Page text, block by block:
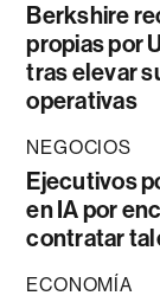
Berkshire
propias por
tras elevar
operativas
NEGOCIOS
Ejecutivos
en IA por
contratar
ECONOMÍA